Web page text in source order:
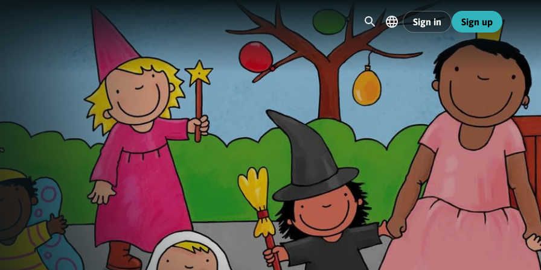
Sign in Sign up